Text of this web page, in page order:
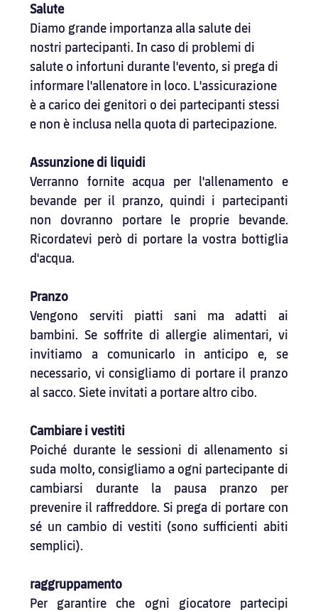
Salute
Diamo grande importanza alla salute dei
nostri partecipanti. In caso di problemi di
salute o infortuni durante l'evento, si prega di
informare l'allenatore in loco. L'assicurazione
è a carico dei genitori o dei partecipanti stessi
e non è inclusa nella quota di partecipazione.
Assunzione di liquidi
Verranno fornite acqua per l'allenamento e
bevande per il pranzo, quindi i partecipanti
non dovranno portare le proprie bevande.
Ricordatevi però di portare la vostra bottiglia
d'acqua.
Pranzo
Vengono serviti piatti sani ma adatti ai
bambini. Se soffrite di allergie alimentari, vi
invitiamo a comunicarlo in anticipo e, se
necessario, vi consigliamo di portare il pranzo
al sacco. Siete invitati a portare altro cibo.
Cambiare i vestiti
Poiché durante le sessioni di allenamento si
suda molto, consigliamo a ogni partecipante di
cambiarsi durante la pausa pranzo per
prevenire il raffreddore. Si prega di portare con
sé un cambio di vestiti (sono sufficienti abiti
semplici).
raggruppamento
Per garantire che ogni giocatore partecipi